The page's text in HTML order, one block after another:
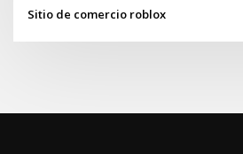
Sitio de comercio roblox